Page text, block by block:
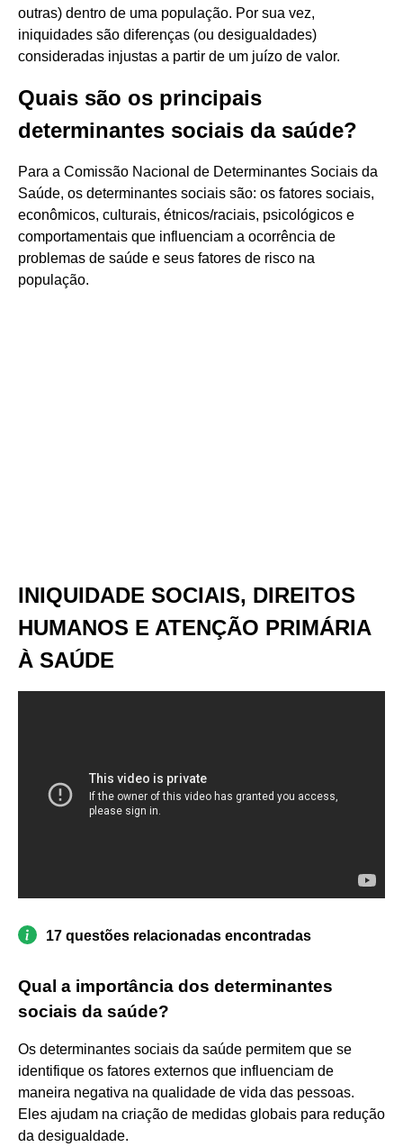
outras) dentro de uma população. Por sua vez,
iniquidades são diferenças (ou desigualdades)
consideradas injustas a partir de um juízo de valor.
Quais são os principais
determinantes sociais da saúde?
Para a Comissão Nacional de Determinantes Sociais da
Saúde, os determinantes sociais são: os fatores sociais,
econômicos, culturais, étnicos/raciais, psicológicos e
comportamentais que influenciam a ocorrência de
problemas de saúde e seus fatores de risco na
população.
INIQUIDADE SOCIAIS, DIREITOS
HUMANOS E ATENÇÃO PRIMÁRIA
À SAÚDE
17 questões relacionadas encontradas
Qual a importância dos determinantes
sociais da saúde?
Os determinantes sociais da saúde permitem que se
identifique os fatores externos que influenciam de
maneira negativa na qualidade de vida das pessoas.
Eles ajudam na criação de medidas globais para redução
da desigualdade.